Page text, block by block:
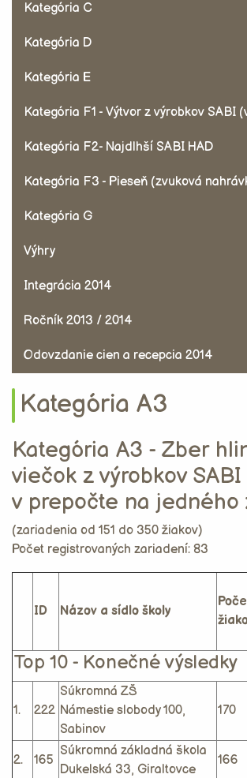
Kategória C
Kategória D
Kategória E
Kategória F1 - Výtvor z výrobkov SABI
Kategória F2- Najdlhší SABI HAD
Kategória F3 - Pieseň (zvuková
Kategória G
Výhry
Integrácia 2014
Ročník 2013 / 2014
Odovzdanie cien a recepcia 2014
Kategória A3
Kategória A3 - Zber
viečok z výrobkov SABI
v prepočte na jedného
(zariadenia od 151 do 350 žiakov)
Počet registrovaných zariadení: 83
ID Názov a sídlo školy
Top 10 - Konečné výsledky
1. 222
Súkromná ZŠ
Námestie slobody 100,
Sabinov
170
2. 165
Súkromná základná škola
Dukelská 33, Giraltovce
166